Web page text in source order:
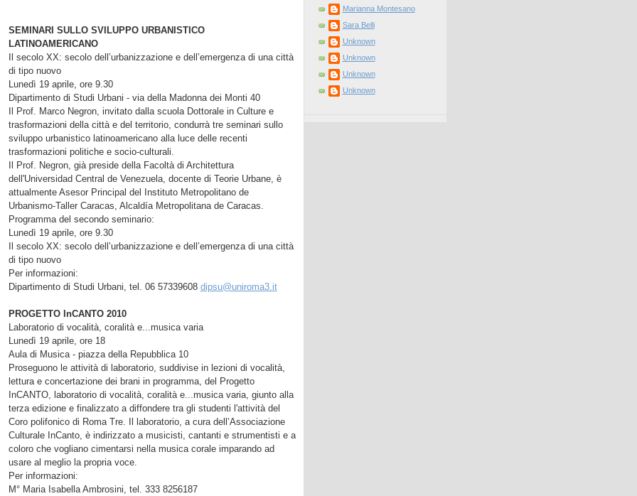
SEMINARI SULLO SVILUPPO URBANISTICO
LATINOAMERICANO
Il secolo XX: secolo dell’urbanizzazione e dell’emergenza di una città
di tipo nuovo
Lunedì 19 aprile, ore 9.30
Dipartimento di Studi Urbani - via della Madonna dei Monti 40
Il Prof. Marco Negron, invitato dalla scuola Dottorale in Culture e
trasformazioni della città e del territorio, condurrà tre seminari sullo
sviluppo urbanistico latinoamericano alla luce delle recenti
trasformazioni politiche e socio-culturali.
Il Prof. Negron, già preside della Facoltà di Architettura
dell'Universidad Central de Venezuela, docente di Teorie Urbane, è
attualmente Asesor Principal del Instituto Metropolitano de
Urbanismo-Taller Caracas, Alcaldía Metropolitana de Caracas.
Programma del secondo seminario:
Lunedì 19 aprile, ore 9.30
Il secolo XX: secolo dell’urbanizzazione e dell’emergenza di una città
di tipo nuovo
Per informazioni:
Dipartimento di Studi Urbani, tel. 06 57339608 dipsu@uniroma3.it
PROGETTO InCANTO 2010
Laboratorio di vocalità, coralità e...musica varia
Lunedì 19 aprile, ore 18
Aula di Musica - piazza della Repubblica 10
Proseguono le attività di laboratorio, suddivise in lezioni di vocalità,
lettura e concertazione dei brani in programma, del Progetto
InCANTO, laboratorio di vocalità, coralità e...musica varia, giunto alla
terza edizione e finalizzato a diffondere tra gli studenti l'attività del
Coro polifonico di Roma Tre. Il laboratorio, a cura dell’Associazione
Culturale InCanto, è indirizzato a musicisti, cantanti e strumentisti e a
coloro che vogliano cimentarsi nella musica corale imparando ad
usare al meglio la propria voce.
Per informazioni:
M° Maria Isabella Ambrosini, tel. 333 8256187
Marianna Montesano
Sara Belli
Unknown
Unknown
Unknown
Unknown